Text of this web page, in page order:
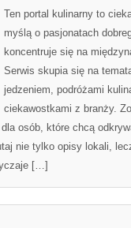
Ten portal kulinarny to
myślą o pasjonatach
koncentruje się na
Serwis skupia się na
jedzeniem, podróżami
ciekawostkami z branży.
osób, które chcą
nie tylko opisy lokali,
[…]